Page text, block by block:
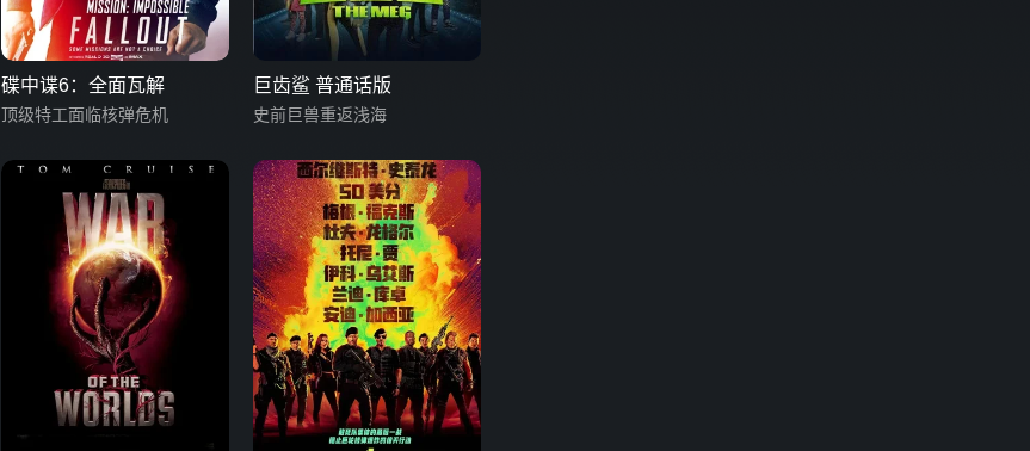
碟中谍6：全面瓦解
顶级特工面临核弹危机
巨齿鲨 普通话版
史前巨兽重返浅海